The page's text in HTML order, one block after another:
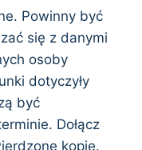
Powinny być
się z danymi
osoby
dotyczyły
być
Dołącz
kopie.